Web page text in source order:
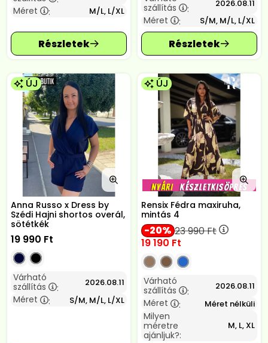
Méret : M/L, L/XL
szállítás
: 2026.08.11
Méret : S/M, M/L, L/XL
ÚJ
Anna Russo x Dress by
Szédi Hajni shortos overál,
sötétkék
19 990 Ft
Várható
szállítás
: 2026.08.11
Méret : S/M, M/L, L/XL
ÚJ
Rensix Fédra maxiruha,
mintás 4
20 23 990Ft
19 190 Ft
Várható
szállítás
: 2026.08.11
Méret : Méret nélküli
Milyen
méretre
ajánljuk?:
M, L, XL